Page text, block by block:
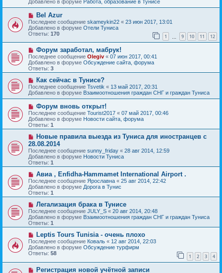
е
б
щ
е
н
и
е
е
с
о
б
щ
и
е
Добавлено в форуме Работа, образование в Тунисе
Н
о
в
о
е
с
о
о
б
щ
е
н
и
е
Bel Azur
Последнее сообщение skameykin22 « 23 июн 2017, 13:01
Добавлено в форуме Отели Туниса
Ответы: 170 1 9 10 11 12
Н
о
в
о
е
с
о
о
б
щ
е
н
и
е
Форум заработал, мабрук!
Последнее сообщение Olegiv « 07 июн 2017, 00:41
Добавлено в форуме Обсуждение сайта, форума
Ответы: 3
Н
о
в
е
с
о
о
б
щ
е
н
и
е
Как сейчас в Тунисе?
Последнее сообщение Tsvetik « 13 май 2017, 20:31
Добавлено в форуме Взаимоотношения граждан СНГ и граждан Туниса
Н
о
в
о
е
с
о
о
б
щ
е
и
е
Форум вновь открыт!
Последнее сообщение Tourist2017 « 07 май 2017, 00:46
Добавлено в форуме Новости сайта, форума
Ответы: 1
Н
о
в
о
е
с
о
б
щ
е
и
е
Новые правила выезда из Туниса для иностранцев с
28.08.2014
Последнее сообщение sunny_friday « 28 авг 2014, 12:59
Добавлено в форуме Новости Туниса
Ответы: 1
Н
о
в
о
е
с
о
о
б
щ
е
н
и
е
Авиа , Enfidha-Hammamet International Airport .
Последнее сообщение Ярославна « 25 авг 2014, 22:42
Добавлено в форуме Дорога в Тунис
Ответы: 1
Н
о
в
о
е
с
о
о
б
щ
е
н
Легализация брака в Тунисе
Последнее сообщение JULY_S « 20 авг 2014, 20:48
Добавлено в форуме Взаимоотношения граждан СНГ и граждан Туниса
Ответы: 1
Н
о
в
о
с
Leptis Tours Tunisia - очень плохо
Последнее сообщение Коваль « 12 авг 2014, 22:03
Добавлено в форуме Обсуждение турфирм
Ответы: 58 1 2 3 4
НРегистрация новой учётной записи